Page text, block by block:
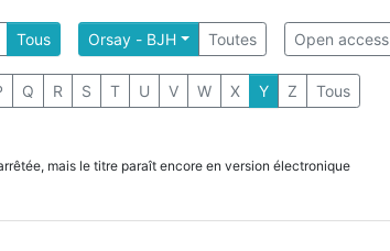
Tous Orsay - BJH Toutes Open access
Q R S T U V W X Y Z Tous
mais le titre paraît encore en version électronique